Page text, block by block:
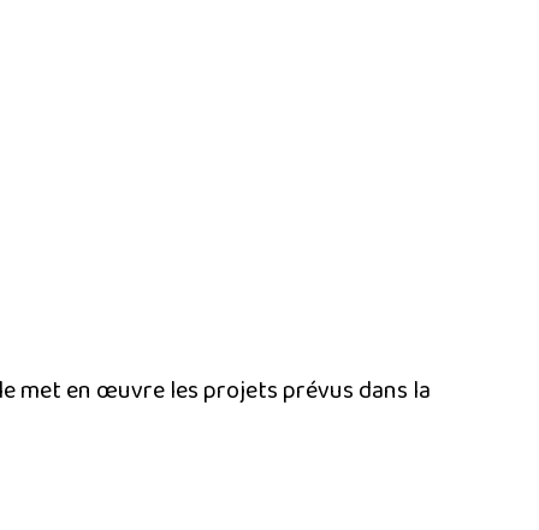
met en œuvre les projets prévus dans la